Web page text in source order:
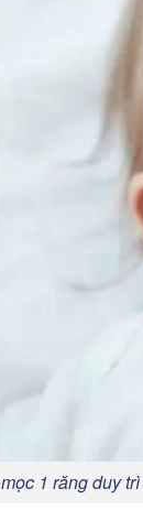
1 răng duy